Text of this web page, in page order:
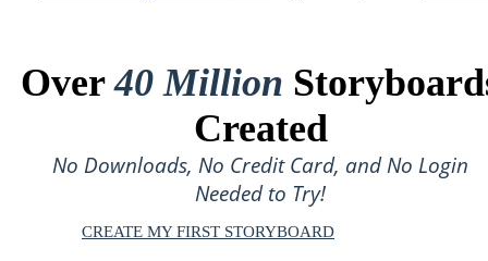
Over40 Million
Created
No Downloads, No Credit Card, and No Login
Needed to Try!
CREATE MY FIRST STORYBOARD